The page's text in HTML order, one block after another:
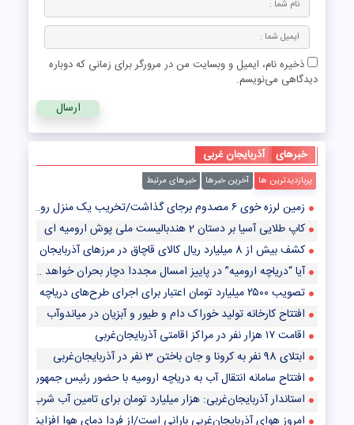
ذخیره نام، ایمیل و وبسایت من در مرورگر برای زمانی که دوباره
دیدگاهی می‌نویسم.
خبرهای آذربایجان غربی
پربازدیدترین ها آخرین خبرها خبرهای مرتبط
زمین لرزه خوی ۶ مصدوم برجای گذاشت/تخریب یک منزل روستایی
کاپ طلایی آسیا بر دستان 2 هندبالیست ملی پوش ارومیه ای
کشف بیش از 8 میلیارد ریال کالای قاچاق در مرزهای آذربایجان غربی
آیا “دریاچه ارومیه” در پاییز امسال مجدداً دچار بحران خواهد شد؟!
تصویب ۲۵۰۰ میلیارد تومان اعتبار برای اجرای طرح‌های دریاچه ارومیه در سال جاری
افتتاح کارخانه تولید خوراک دام و طیور و آبزیان در میاندوآب
اقامت ۱۷ هزار نفر در مراکز اقامتی آذربایجان‌غربی
ابتلای 98 نفر به کرونا و جان باختن 3 نفر در آذربایجان‌غربی
افتتاح سامانه انتقال آب به دریاچه ارومیه با حضور رئیس جمهور/
استاندار آذربایجان‌غربی: هزار میلیارد تومان برای تامین آب شرب
امروز هوای آذربایجان‌غربی بارانی است/از فردا دمای هوا افزایش می یابد